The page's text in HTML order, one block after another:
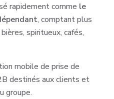
rapidement comme le
, comptant plus
spiritueux, cafés,
mobile de prise de
destinés aux clients et
groupe.